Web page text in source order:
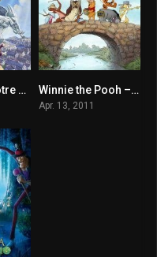
6.9
Il gobbo di Notre Dame 7.2Winnie the Pooh – Nuove avventure nel Bosco dei Cento Acri
Apr. 13, 2011